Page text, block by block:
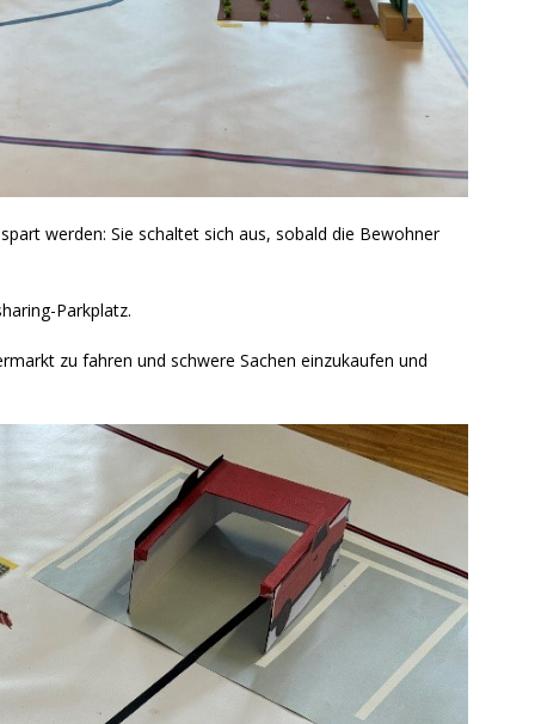
werden: Sie schaltet sich aus, sobald die Bewohner
Parkplatz.
zu fahren und schwere Sachen einzukaufen und